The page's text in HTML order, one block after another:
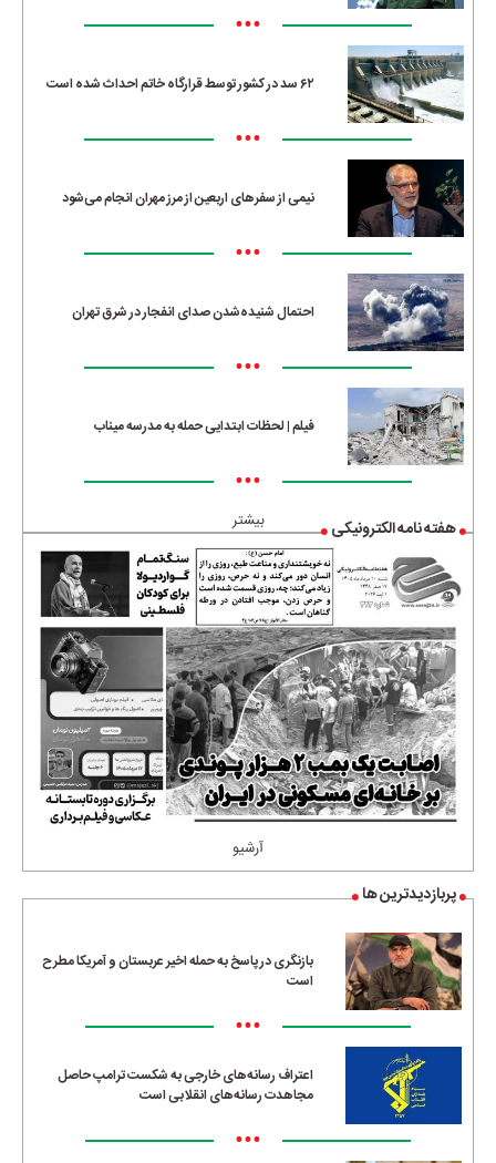
•••
۶۲ سد در کشور توسط قرارگاه خاتم احداث شده است
•••
نیمی از سفرهای اربعین از مرز مهران انجام می‌شود
•••
احتمال شنیده‌شدن صدای انفجار در شرق تهران
•••
فیلم | لحظات ابتدایی حمله به مدرسه میناب
•••
بیشتر هفته نامه الکترونیکی
آرشیو
پربازدیدترین ها
بازنگری در پاسخ به حمله اخیر عربستان و آمریکا مطرح
است
•••
اعتراف رسانه‌های خارجی به شکست ترامپ حاصل
مجاهدت رسانه‌های انقلابی است
•••